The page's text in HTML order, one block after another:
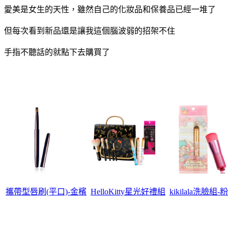
愛美是女生的天性，雖然自己的化妝品和保養品已經一堆了
但每次看到新品還是讓我這個腦波弱的招架不住
手指不聽話的就點下去購買了
攜帶型唇刷(平口)-金檳 HelloKitty星光好禮組 kikilala洗臉組-